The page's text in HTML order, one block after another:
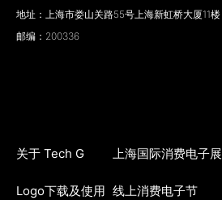
地址：上海市娄山关路55号上海新虹桥大厦11楼
邮编：200336
关于 Tech G
Logo下载及使用
上海国际消费电子展
线上消费电子节